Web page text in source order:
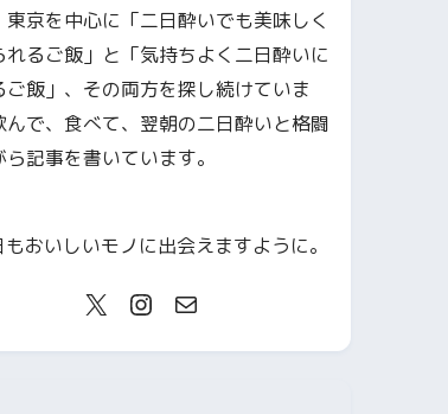
東京を中心に「二日酔いでも美味しく
れるご飯」と「気持ちよく二日酔いに
ご飯」、その両方を探し続けていま
んで、食べて、翌朝の二日酔いと格闘
ら記事を書いています。
おいしいモノに出会えますように。